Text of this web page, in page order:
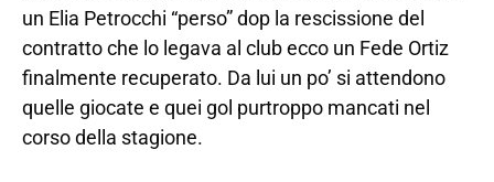
un Elia Petrocchi “perso” dop la rescissione del
contratto che lo legava al club ecco un Fede Ortiz
finalmente recuperato. Da lui un po’ si attendono
quelle giocate e quei gol purtroppo mancati nel
corso della stagione.